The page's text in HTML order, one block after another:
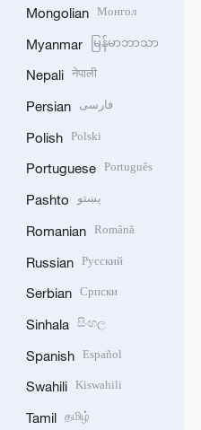
Mongolian Монгол
Myanmar မြန်မာဘာသာ
Nepali नेपाली
Persian فارسی
Polish Polski
Portuguese Português
Pashto پښتو
Romanian Română
Russian Русский
Serbian Српски
Sinhala සිංහල
Spanish Español
Swahili Kiswahili
Tamil தமிழ்